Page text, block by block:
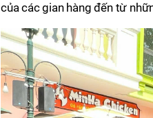
của các gian hàng đến từ